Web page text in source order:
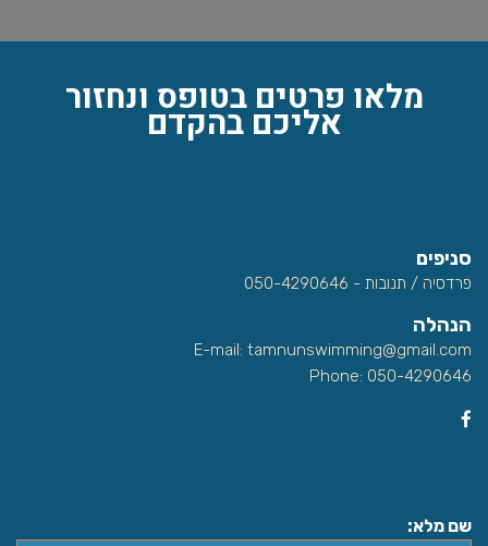
מלאו פרטים בטופס ונחזור
אליכם בהקדם
סניפים
פרדסיה / תנובות - 050-4290646
הנהלה
E-mail: tamnunswimming@gmail.com
Phone: 050-4290646
:שם מלא